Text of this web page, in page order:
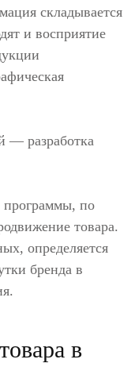
складывается
и восприятие
— разработка
программы, по
товара.
определяется
бренда в
в